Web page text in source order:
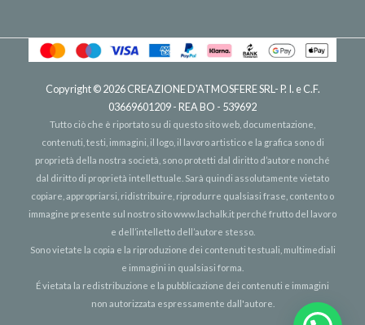
Copyright © 2026CREAZIONE D'ATMOSFERE SRL- P. I. e C.F.
03669601209 - REA BO - 539692
Tutto ciò che è riportato su di questo sito web, documentazione,
contenuti, testi, immagini, il logo, il lavoro artistico e la grafica sono di
proprietà della nostra società, sono protetti dal diritto d’autore nonché
dal diritto di proprietà intellettuale. Sarà quindi assolutamente vietato
copiare, appropriarsi, ridistribuire, riprodurre qualsiasi frase, contento o
immagine presente sul nostro sitowww.lachalk.it perché frutto del lavoro
e dell’intelletto dell’autore stesso.
Sono vietate la copia e la riproduzione dei contenuti testuali, multimediali
e immagini in qualsiasi forma.
É vietata la redistribuzione e la pubblicazione dei contenuti e immagini
non autorizzata espressamente dall'autore.